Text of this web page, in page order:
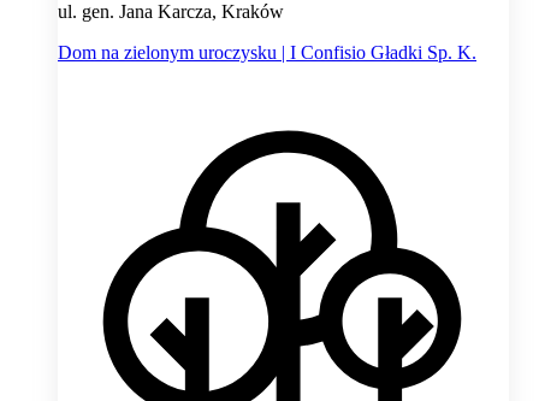
ul. gen. Jana Karcza, Kraków
Dom na zielonym uroczysku | I Confisio Gładki Sp. K.